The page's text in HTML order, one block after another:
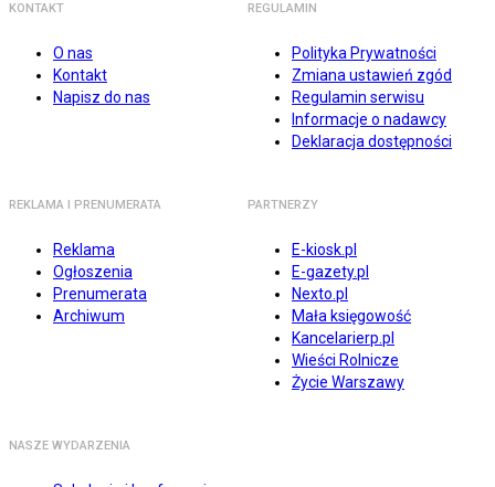
KONTAKT
O nas
Kontakt
Napisz do nas
REGULAMIN
Polityka Prywatności
Zmiana ustawień zgód
Regulamin serwisu
Informacje o nadawcy
Deklaracja dostępności
REKLAMA I PRENUMERATA
Reklama
Ogłoszenia
Prenumerata
Archiwum
PARTNERZY
E-kiosk.pl
E-gazety.pl
Nexto.pl
Mała księgowość
Kancelarierp.pl
Wieści Rolnicze
Życie Warszawy
NASZE WYDARZENIA